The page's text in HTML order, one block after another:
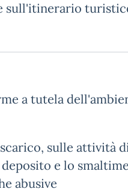
sull'itinerario
a tutela
sulle attività
e lo
abusive